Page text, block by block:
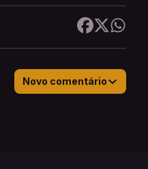
Novo comentário